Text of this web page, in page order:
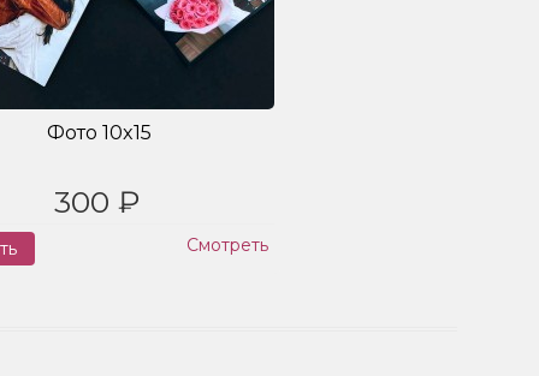
Фото 10x15
300 ₽
Смотреть